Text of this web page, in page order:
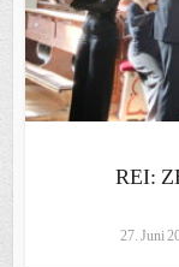
REI:
27. Juni